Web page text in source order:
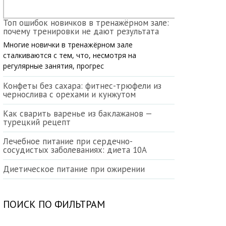
Топ ошибок новичков в тренажёрном зале:
почему тренировки не дают результата
Многие новички в тренажёрном зале
сталкиваются с тем, что, несмотря на
регулярные занятия, прогрес
Конфеты без сахара: фитнес-трюфели из
чернослива с орехами и кунжутом
Как сварить варенье из баклажанов —
турецкий рецепт
Лечебное питание при сердечно-
сосудистых заболеваниях: диета 10А
Диетическое питание при ожирении
ПОИСК ПО ФИЛЬТРАМ